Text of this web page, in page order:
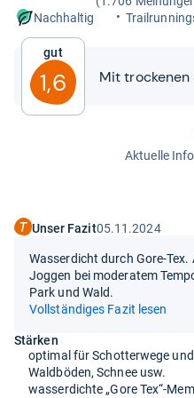
Nachhaltig
Gut
1,6 Mit tro­cke­nen
Aktuelle
Unser Fazit05.11.2024
Wasserdicht durch Gore-
Joggen bei moderatem
Park und Wald.
Vollständiges Fazit lesen
Stärken
optimal für Schotterwege
Waldböden, Schnee usw.
wasserdichte „Gore Tex“-